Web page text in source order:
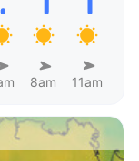
8am 11am